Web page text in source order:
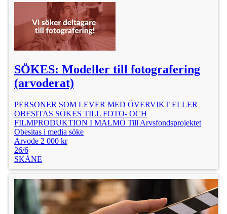
SÖKES: Modeller till fotografering
(arvoderat)
PERSONER SOM LEVER MED ÖVERVIKT ELLER
OBESITAS SÖKES TILL FOTO- OCH
FILMPRODUKTION I MALMÖ Till Arvsfondsprojektet
Obesitas i media söke
Arvode 2 000 kr
26/6
SKÅNE